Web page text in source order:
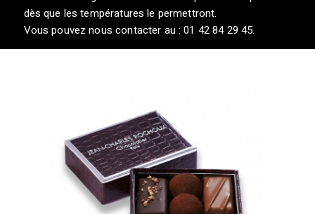
dès que les températures le permettront.
Vous pouvez nous contacter au : 01 42 84 29 45.